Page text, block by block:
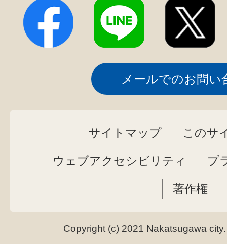
メールでのお問い
サイトマップ このサ
ウェブアクセシビリティ プ
著作権
Copyright (c) 2021 Nakatsugawa